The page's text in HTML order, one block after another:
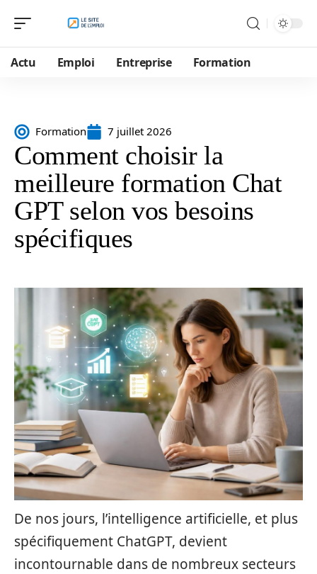
Actu Emploi Entreprise Formation
Formation 7 juillet 2026
Comment choisir la
meilleure formation Chat
GPT selon vos besoins
spécifiques
De nos jours, l’intelligence artificielle, et plus
spécifiquement ChatGPT, devient
incontournable dans de nombreux secteurs